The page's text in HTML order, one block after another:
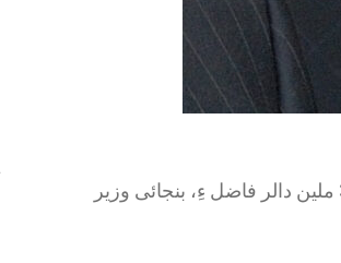
جون اٹی پدریسہ چارمیکو تُو حسابات جاریہ نا کھاتہ غاتا توازن334 ملین دالر فاضل ءِ، بنجائی وزیر